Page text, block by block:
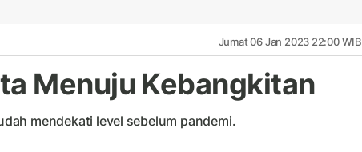
Jumat 06 Jan 2023 22:00 WIB
Menuju Kebangkitan
mendekati level sebelum pandemi.